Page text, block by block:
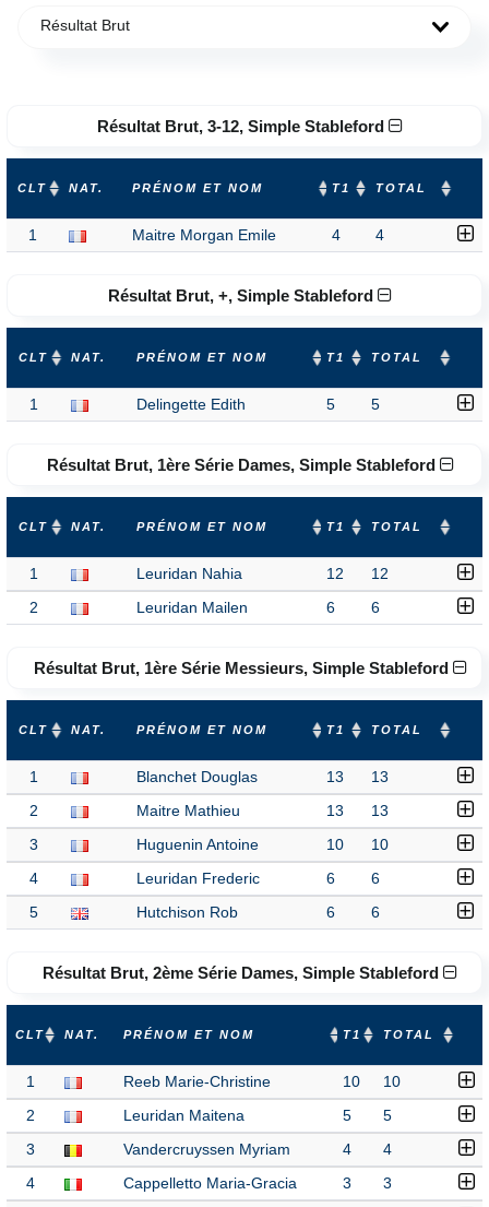
Résultat Brut
Résultat Brut, 3-12, Simple Stableford
CLT NAT. PRÉNOM ET NOM T1 TOTAL
1 Maitre Morgan Emile 4 4
Résultat Brut, +, Simple Stableford
CLT NAT. PRÉNOM ET NOM T1 TOTAL
1 Delingette Edith 5 5
Résultat Brut, 1ère Série Dames, Simple Stableford
CLT NAT. PRÉNOM ET NOM T1 TOTAL
1 Leuridan Nahia 12 12
2 Leuridan Mailen 6 6
Résultat Brut, 1ère Série Messieurs, Simple Stableford
CLT NAT. PRÉNOM ET NOM T1 TOTAL
1 Blanchet Douglas 13 13
2 Maitre Mathieu 13 13
3 Huguenin Antoine 10 10
4 Leuridan Frederic 6 6
5 Hutchison Rob 6 6
Résultat Brut, 2ème Série Dames, Simple Stableford
CLT NAT. PRÉNOM ET NOM T1 TOTAL
1 Reeb Marie-Christine 10 10
2 Leuridan Maitena 5 5
3 Vandercruyssen Myriam 4 4
4 Cappelletto Maria-Gracia 3 3